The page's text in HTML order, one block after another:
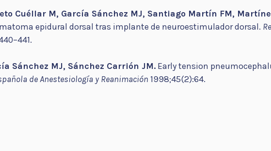
Cuéllar M, García Sánchez MJ, Santiago Martín FM,
epidural dorsal tras implante de neuroestimulador dorsal.
Sánchez MJ, Sánchez Carrión JM. Early tension
de Anestesiología y Reanimación 1998;45(2):64.